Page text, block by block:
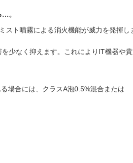
。
スト噴霧による消火機能が威力を発揮し
少なく抑えます。これによりIT機器や
場合には、クラスA泡0.5%混合または